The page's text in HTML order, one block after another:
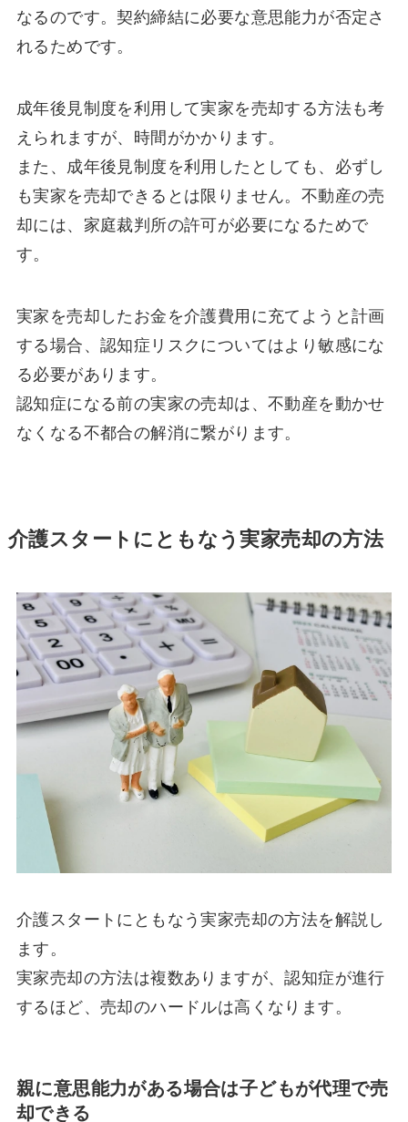
なるのです。契約締結に必要な意思能力が否定さ
れるためです。
成年後見制度を利用して実家を売却する方法も考
えられますが、時間がかかります。
また、成年後見制度を利用したとしても、必ずし
も実家を売却できるとは限りません。不動産の売
却には、家庭裁判所の許可が必要になるためで
す。
実家を売却したお金を介護費用に充てようと計画
する場合、認知症リスクについてはより敏感にな
る必要があります。
認知症になる前の実家の売却は、不動産を動かせ
なくなる不都合の解消に繋がります。
介護スタートにともなう実家売却の方法
介護スタートにともなう実家売却の方法を解説し
ます。
実家売却の方法は複数ありますが、認知症が進行
するほど、売却のハードルは高くなります。
親に意思能力がある場合は子どもが代理で売
却できる